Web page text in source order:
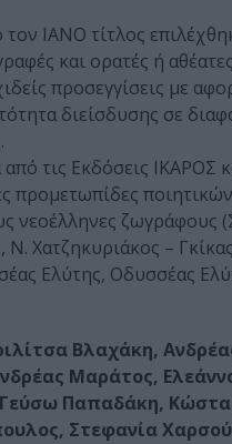
ΙΑΝΟ τίτλος
και ορατές ή
προσεγγίσεις με
διείσδυσης σε
τις Εκδόσεις ΙΚΑΡΟΣ
προμετωπίδες
νεοέλληνες ζωγράφους
Χατζηκυριάκος –
Ελύτης, Οδυσσέας
Βλαχάκη,
Μαράτος,
Παπαδάκη,
Στεφανία